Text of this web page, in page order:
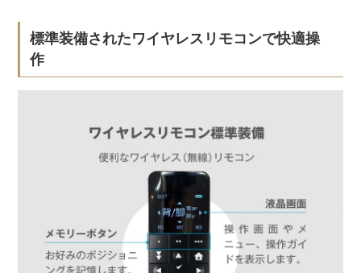
標準装備されたワイヤレスリモコンで快適操
作